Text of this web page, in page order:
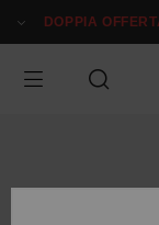
alle
prodotto
DOPPIA OFFERTA